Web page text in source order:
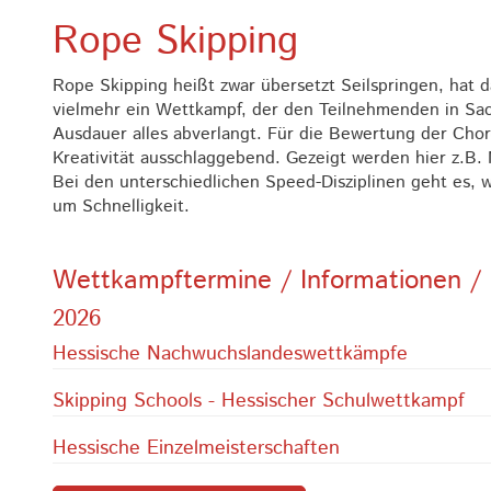
Rope Skipping
Rope Skipping heißt zwar übersetzt Seilspringen, hat
vielmehr ein Wettkampf, der den Teilnehmenden in
Ausdauer alles abverlangt. Für die Bewertung der
Kreativität ausschlaggebend. Gezeigt werden hier
Bei den unterschiedlichen Speed-Disziplinen geht es,
um Schnelligkeit.
Wettkampftermine / Informationen /
2026
Hessische Nachwuchslandeswettkämpfe
Skipping Schools - Hessischer Schulwettkampf
Hessische Einzelmeisterschaften